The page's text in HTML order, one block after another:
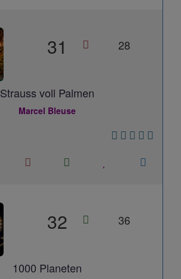
31 28
Strauss voll Palmen
Marcel Bleuse
32 36
1000 Planeten